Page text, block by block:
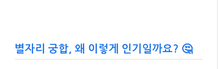
별자리 궁합, 왜 이렇게 인기일까요? 🤔